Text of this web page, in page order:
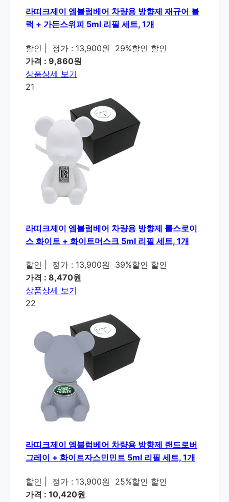
라띠크제이 엠블럼베어 차량용 방향제 재규어 블
랙 + 가든스위피 5ml 리필 세트, 1개
할인 정가 : 13,900원
29%할인 할인
가격 : 9,860원
상품상세 보기
21
라띠크제이 엠블럼베어 차량용 방향제 롤스로이
스 화이트 + 화이트머스크 5ml 리필 세트, 1개
할인 정가 : 13,900원
39%할인 할인
가격 : 8,470원
상품상세 보기
22
라띠크제이 엠블럼베어 차량용 방향제 랜드로버
그레이 + 화이트자스민민트 5ml 리필 세트, 1개
할인 정가 : 13,900원
25%할인 할인
가격 : 10,420원